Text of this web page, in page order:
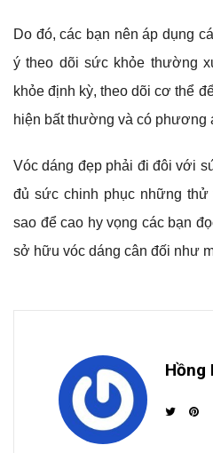
Do đó, các bạn nên áp dụng
ý theo dõi sức khỏe thường
khỏe định kỳ, theo dõi cơ thể
hiện bất thường và có phương
Vóc dáng đẹp phải đi đôi với
đủ sức chinh phục những thử
sao để cao hy vọng các bạn
sở hữu vóc dáng cân đối như
Hồng